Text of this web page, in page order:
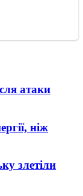
атаки
ніж
злетіли